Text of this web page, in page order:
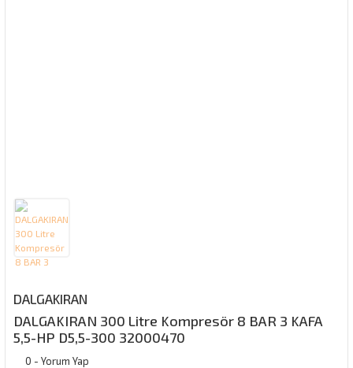
DALGAKIRAN
DALGAKIRAN 300 Litre Kompresör 8 BAR 3 KAFA
5,5-HP D5,5-300 32000470
0 - Yorum Yap